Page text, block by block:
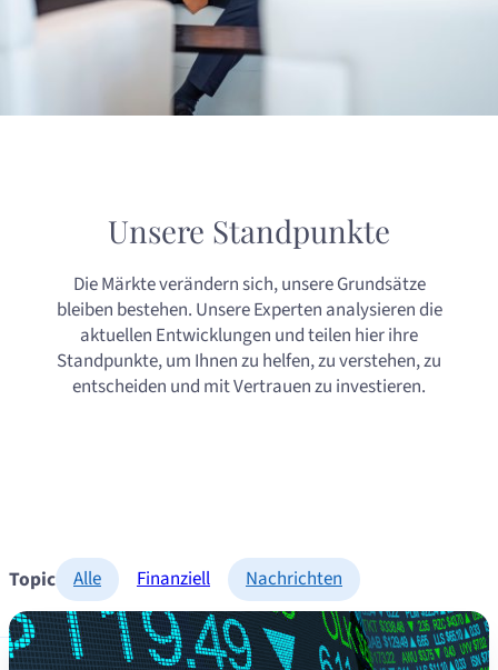
Unsere Standpunkte
Die Märkte verändern sich, unsere Grundsätze
bleiben bestehen. Unsere Experten analysieren die
aktuellen Entwicklungen und teilen hier ihre
Standpunkte, um Ihnen zu helfen, zu verstehen, zu
entscheiden und mit Vertrauen zu investieren.
Topic Alle Finanziell Nachrichten